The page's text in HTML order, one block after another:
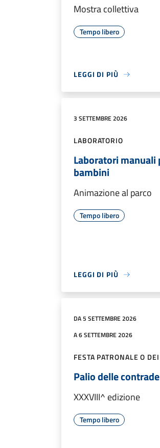
Mostra collettiva
Tempo libero
LEGGI DI PIÙ
3 SETTEMBRE 2026
LABORATORIO
Laboratori manuali
bambini
Animazione al parco
Tempo libero
LEGGI DI PIÙ
DA 5 SETTEMBRE 2026
A 6 SETTEMBRE 2026
FESTA PATRONALE O
Palio delle
XXXVIII^ edizione
Tempo libero